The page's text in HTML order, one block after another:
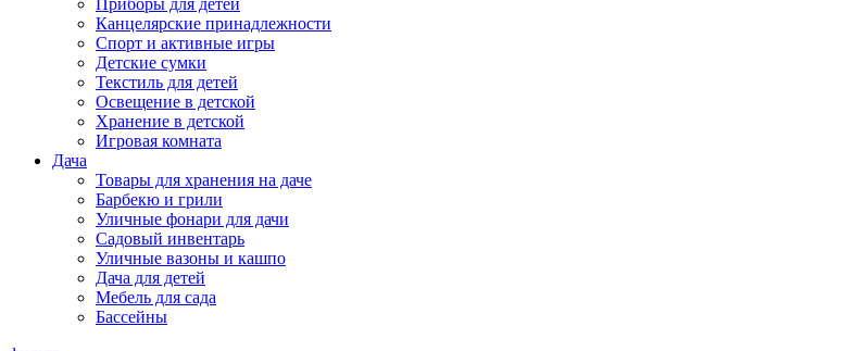
Приборы для детей
Канцелярские принадлежности
Спорт и активные игры
Детские сумки
Текстиль для детей
Освещение в детской
Хранение в детской
Игровая комната
Дача
Товары для хранения на даче
Барбекю и грили
Уличные фонари для дачи
Садовый инвентарь
Уличные вазоны и кашпо
Дача для детей
Мебель для сада
Бассейны